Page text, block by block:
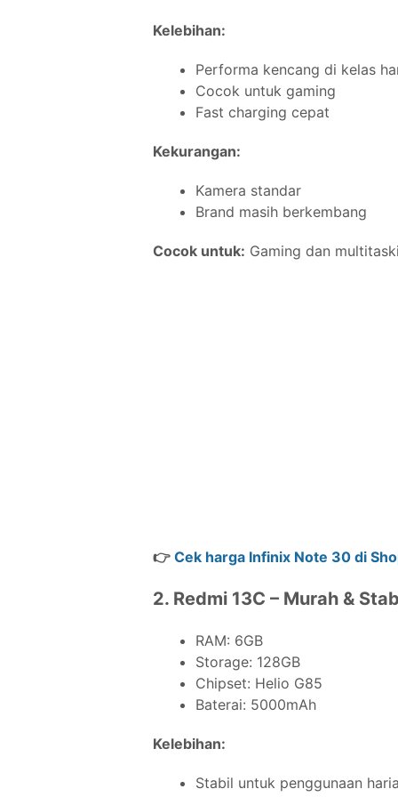
Kelebihan:
Performa kencang di kelas
Cocok untuk gaming
Fast charging cepat
Kekurangan:
Kamera standar
Brand masih berkembang
Cocok untuk: Gaming dan
👉 Cek harga Infinix Note 30 di
2. Redmi 13C – Murah &
RAM: 6GB
Storage: 128GB
Chipset: Helio G85
Baterai: 5000mAh
Kelebihan:
Stabil untuk penggunaan